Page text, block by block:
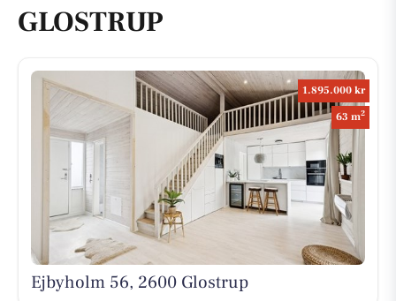
GLOSTRUP
1.895.000 kr
63 m2
Ejbyholm 56, 2600 Glostrup